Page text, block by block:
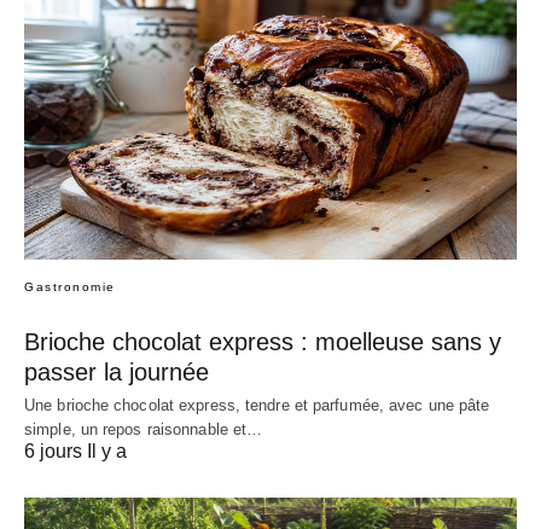
Gastronomie
Brioche chocolat express : moelleuse sans y
passer la journée
Une brioche chocolat express, tendre et parfumée, avec une pâte
simple, un repos raisonnable et…
6 jours Il y a